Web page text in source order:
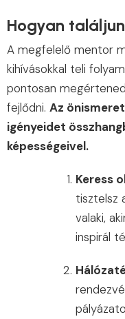
Hogyan
A megfelelő mentor
kihívásokkal teli
pontosan
fejlődni. Az
igényeidet
képességeivel.
Keress
tisztelsz
valaki,
inspirál